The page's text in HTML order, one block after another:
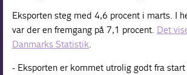
Eksporten steg med 4,6 procent i marts. I
var der en fremgang på 7,1 procent. Det
Danmarks Statistik
- Eksporten er kommet utrolig godt fra start